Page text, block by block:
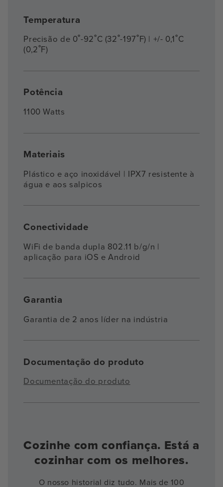
Temperatura
Precisão de 0˚-92˚C (32˚-197˚F) | +/- 0,1˚C
(0,2˚F)
Potência
1100 Watts
Materiais
Plástico e aço inoxidável | IPX7 resistente à
água e aos salpicos
Conectividade
WiFi de banda dupla 802.11 b/g/n |
aplicação para iOS e Android
Garantia
Garantia de 2 anos líder na indústria
Documentação do produto
Documentação do produto
Cozinhe com confiança. Está a
cozinhar com os melhores.
O nosso historial diz tudo. Mais de 100